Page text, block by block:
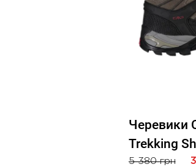
Черевики
Trekking
5 380 грн